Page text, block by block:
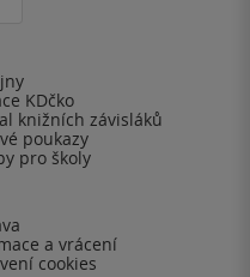
KDčko
knižních závisláků
poukazy
pro školy
a vrácení
cookies